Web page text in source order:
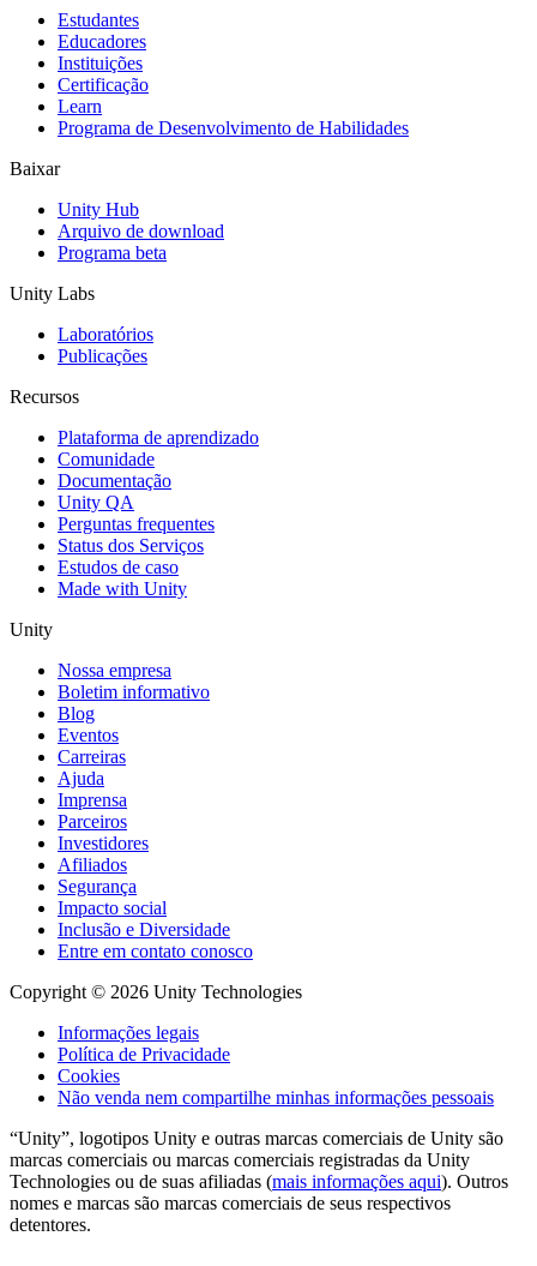
Estudantes
Educadores
Instituições
Certificação
Learn
Programa de Desenvolvimento de Habilidades
Baixar
Unity Hub
Arquivo de download
Programa beta
Unity Labs
Laboratórios
Publicações
Recursos
Plataforma de aprendizado
Comunidade
Documentação
Unity QA
Perguntas frequentes
Status dos Serviços
Estudos de caso
Made with Unity
Unity
Nossa empresa
Boletim informativo
Blog
Eventos
Carreiras
Ajuda
Imprensa
Parceiros
Investidores
Afiliados
Segurança
Impacto social
Inclusão e Diversidade
Entre em contato conosco
Copyright © 2026 Unity Technologies
Informações legais
Política de Privacidade
Cookies
Não venda nem compartilhe minhas informações pessoais
“Unity”, logotipos Unity e outras marcas comerciais de Unity são
marcas comerciais ou marcas comerciais registradas da Unity
Technologies ou de suas afiliadas (mais informações aqui). Outros
nomes e marcas são marcas comerciais de seus respectivos
detentores.